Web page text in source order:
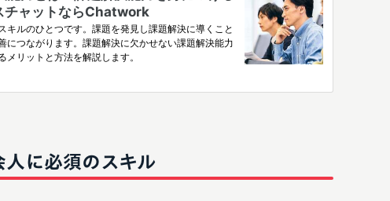
に必須のスキル